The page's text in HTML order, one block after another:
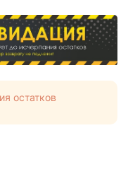
остатков